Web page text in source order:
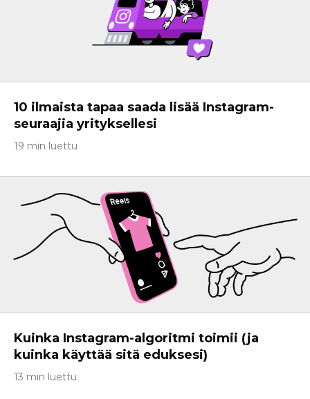
10 ilmaista tapaa saada lisää Instagram-
seuraajia yrityksellesi
19 min luettu
Kuinka Instagram-algoritmi toimii (ja
kuinka käyttää sitä eduksesi)
13 min luettu